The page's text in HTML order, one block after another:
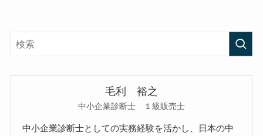
毛利 裕之
中小企業診断士 １級販売士
中小企業診断士としての実務経験を活かし、日本の中